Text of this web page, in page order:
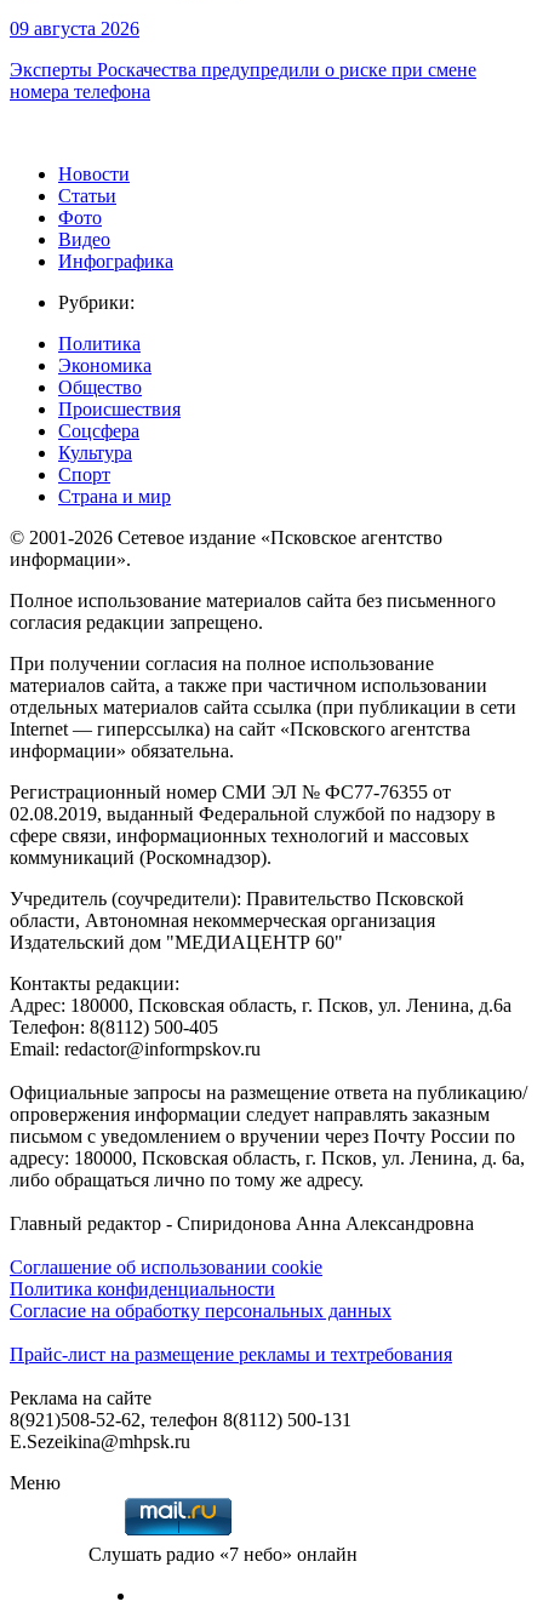
09 августа 2026
Эксперты Роскачества предупредили о риске при смене
номера телефона
Новости
Статьи
Фото
Видео
Инфографика
Рубрики:
Политика
Экономика
Общество
Происшествия
Соцсфера
Культура
Спорт
Страна и мир
© 2001-2026 Сетевое издание «Псковское агентство
информации».
Полное использование материалов сайта без письменного
согласия редакции запрещено.
При получении согласия на полное использование
материалов сайта, а также при частичном использовании
отдельных материалов сайта ссылка (при публикации в сети
Internet — гиперссылка) на сайт «Псковского агентства
информации» обязательна.
Регистрационный номер СМИ ЭЛ № ФС77-76355 от
02.08.2019, выданный Федеральной службой по надзору в
сфере связи, информационных технологий и массовых
коммуникаций (Роскомнадзор).
Учредитель (соучредители): Правительство Псковской
области, Автономная некоммерческая организация
Издательский дом "МЕДИАЦЕНТР 60"
Контакты редакции:
Адреc: 180000, Псковская область, г. Псков, ул. Ленина, д.6а
Телефон: 8(8112) 500-405
Email: redactor@informpskov.ru
Официальные запросы на размещение ответа на публикацию/
опровержения информации следует направлять заказным
письмом с уведомлением о вручении через Почту России по
адресу: 180000, Псковская область, г. Псков, ул. Ленина, д. 6а,
либо обращаться лично по тому же адресу.
Главный редактор - Спиридонова Анна Александровна
Соглашение об использовании cookie
Политика конфиденциальности
Согласие на обработку персональных данных
Прайс-лист на размещение рекламы и техтребования
Реклама на сайте
8(921)508-52-62, телефон 8(8112) 500-131
E.Sezeikina@mhpsk.ru
Меню
Слушать радио «7 небо» онлайн